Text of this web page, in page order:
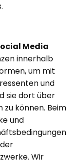
.
Media
innerhalb
um mit
und
sie dort über
zu können. Beim
und
Wir